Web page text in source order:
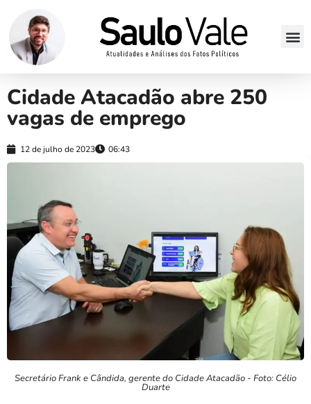
Cidade Atacadão abre 250
vagas de emprego
12 de julho de 2023 06:43
Secretário Frank e Cândida, gerente do Cidade Atacadão - Foto: Célio
Duarte